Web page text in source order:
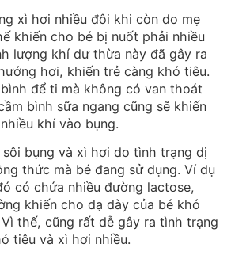
xì hơi nhiều đôi khi còn do mẹ
khiến cho bé bị nuốt phải nhiều
lượng khí dư thừa này đã gây ra
hơi, khiến trẻ càng khó tiêu.
để ti mà không có van thoát
bình sữa ngang cũng sẽ khiến
khí vào bụng.
bụng và xì hơi do tình trạng dị
thức mà bé đang sử dụng. Ví dụ
có chứa nhiều đường lactose,
khiến cho dạ dày của bé khó
thế, cũng rất dễ gây ra tình trạng
tiêu và xì hơi nhiều.